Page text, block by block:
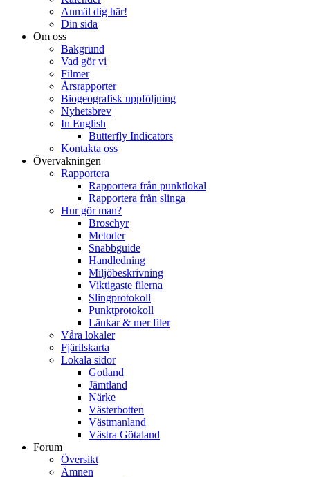
Anmäl dig här!
Din sida
Om oss
Bakgrund
Vad gör vi
Filmer
Årsrapporter
Biogeografisk uppföljning
Nyhetsbrev
In English
Butterfly Indicators
Kontakta oss
Övervakningen
Rapportera
Rapportera från punktlokal
Rapportera från slinga
Hur gör man?
Broschyr
Metoder
Snabbguide
Handledning
Miljöbeskrivning
Viktigaste filerna
Slingprotokoll
Punktprotokoll
Länkar & mer filer
Våra lokaler
Fjärilskarta
Lokala sidor
Gotland
Jämtland
Närke
Västerbotten
Västmanland
Västra Götaland
Forum
Översikt
Ämnen